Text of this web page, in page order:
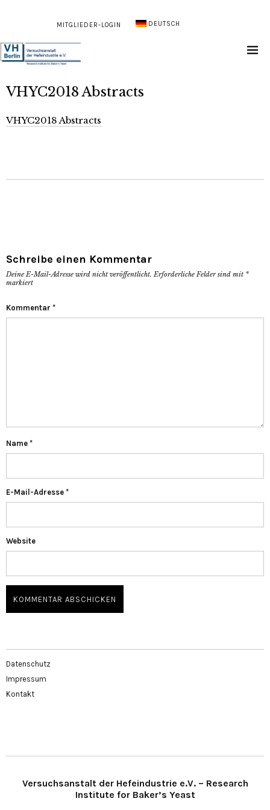
MITGLIEDER-LOGIN DEUTSCH
VHYC2018 Abstracts
VHYC2018 Abstracts
Schreibe einen Kommentar
Deine E-Mail-Adresse wird nicht veröffentlicht. Erforderliche Felder sind mit *
markiert
Kommentar *
Name *
E-Mail-Adresse *
Website
Datenschutz
Impressum
Kontakt
Versuchsanstalt der Hefeindustrie e.V. – Research
Institute for Baker’s Yeast